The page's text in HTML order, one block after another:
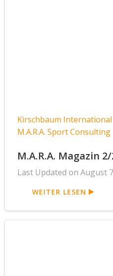
Kirschbaum International
M.A.R.A. Sport Consulting
M.A.R.A. Magazin
Last Updated on August
WEITER LESEN